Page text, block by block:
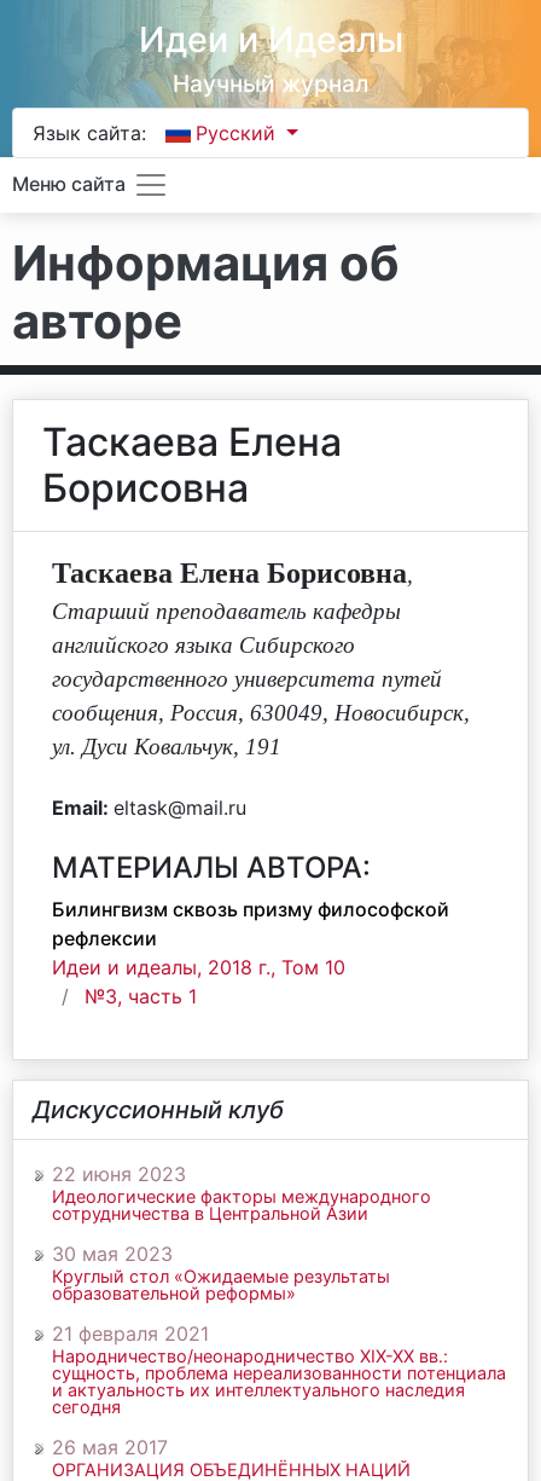
Идеи и Идеалы
Научный журнал
Язык сайта: Русский
Меню сайта
Информация об
авторе
Таскаева Елена
Борисовна
Таскаева Елена Борисовна,
Cтарший преподаватель кафедры
английского языка Сибирского
государственного университета путей
сообщения, Россия, 630049, Новосибирск,
ул. Дуси Ковальчук, 191
Email: eltask@mail.ru
МАТЕРИАЛЫ АВТОРА:
Билингвизм сквозь призму философской
рефлексии
Идеи и идеалы, 2018 г., Том 10
№3, часть 1
Дискуссионный клуб
22 июня 2023
Идеологические факторы международного
сотрудничества в Центральной Азии
30 мая 2023
Круглый стол «Ожидаемые результаты
образовательной реформы»
21 февраля 2021
Народничество/неонародничество ХIХ-ХХ вв.:
сущность, проблема нереализованности потенциала
и актуальность их интеллектуального наследия
сегодня
26 мая 2017
ОРГАНИЗАЦИЯ ОБЪЕДИНЁННЫХ НАЦИЙ